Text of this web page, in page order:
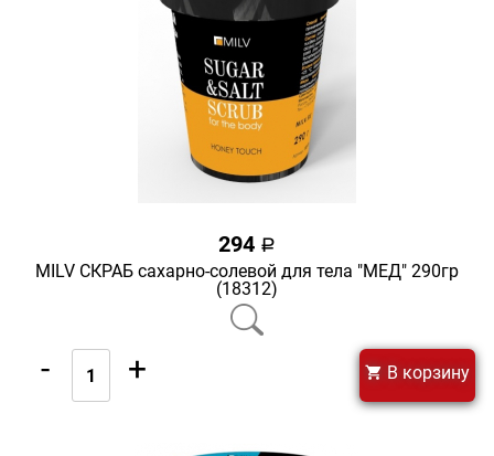
294 a
MILV СКРАБ сахарно-солевой для тела "МЕД" 290гр
(18312)
- + В корзину